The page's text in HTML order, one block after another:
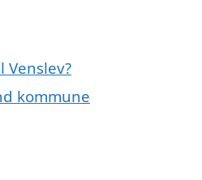
kommune